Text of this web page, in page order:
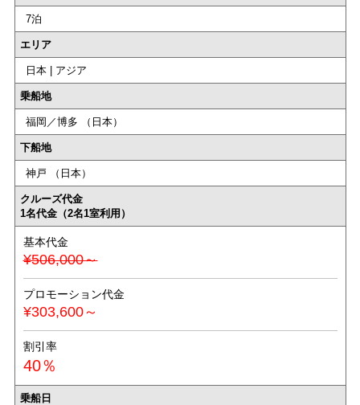
7泊
エリア
日本 | アジア
乗船地
福岡／博多 （日本）
下船地
神戸 （日本）
クルーズ代金
1名代金（2名1室利用）
基本代金
¥506,000～
プロモーション代金
¥303,600～
割引率
40％
乗船日